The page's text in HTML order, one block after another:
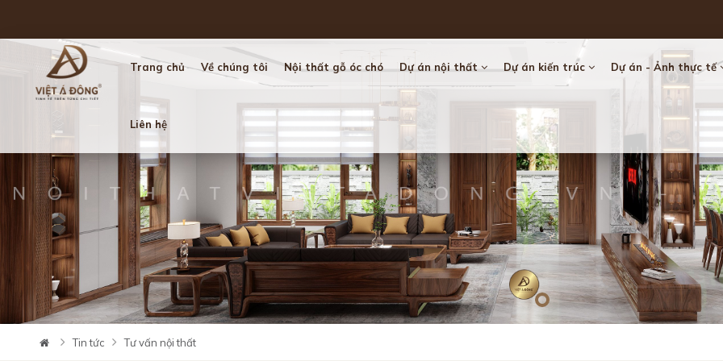
Trang chủ Về chúng tôi Nội thất gỗ óc chó Dự án nội thất Dự án kiến trúc Dự án - Ảnh thực tế
Liên hệ
Loading...
Tin tức Tư vấn nội thất